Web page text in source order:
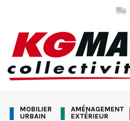
MOBILIER
URBAIN
AMÉNAGEMENT
EXTÉRIEUR